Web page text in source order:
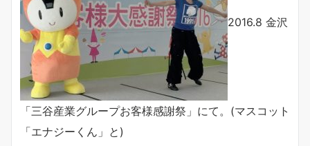
2016.8 金沢
「三谷産業グループお客様感謝祭」にて。(マスコット
「エナジーくん」と)